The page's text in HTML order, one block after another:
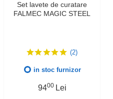
Set lavete de curatare
FALMEC MAGIC STEEL
(2)
in stoc furnizor
9400 Lei